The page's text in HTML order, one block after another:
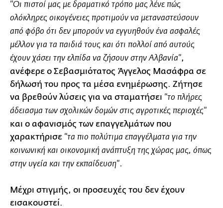
"Οι πιστοί μας με δραματικό τρόπο μας λένε πώς
ολόκληρες οικογένειες προτιμούν να μεταναστεύσουν
από φόβο ότι δεν μπορούν να εγγυηθούν ένα ασφαλές
μέλλον για τα παιδιά τους και ότι πολλοί από αυτούς
έχουν χάσει την ελπίδα να ζήσουν στην Αλβανία",
ανέφερε ο Σεβασμιότατος Άγγελος Μασάφρα σε
δήλωσή του προς τα μέσα ενημέρωσης. Ζήτησε
να βρεθούν λύσεις για να σταματήσει "το πλήρες
άδειασμα των σχολικών δομών στις αγροτικές περιοχές"
και ο αφανισμός των επαγγελμάτων που
χαρακτήρισε "τα πιο πολύτιμα επαγγέλματα για την
κοινωνική και οικονομική ανάπτυξη της χώρας μας, όπως
στην υγεία και την εκπαίδευση".
Μέχρι στιγμής, οι προσευχές του δεν έχουν
εισακουστεί.